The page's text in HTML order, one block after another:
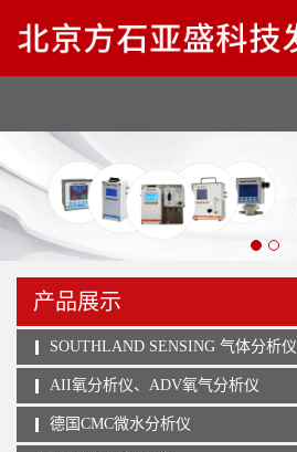
产品展示
SOUTHLAND SENSING 气体分析仪
AII氧分析仪、ADV氧气分析仪
德国CMC微水分析仪